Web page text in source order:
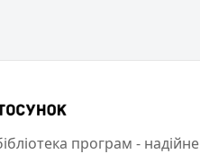
програм - надійне